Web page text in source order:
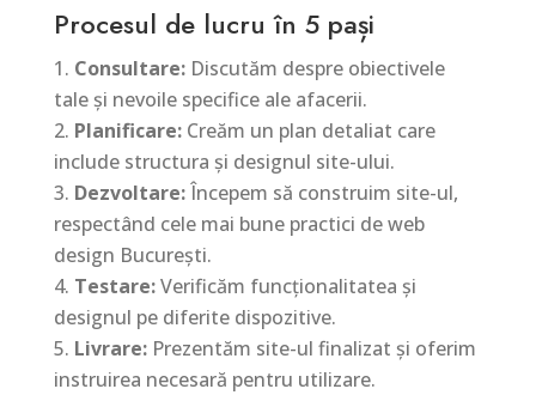
Procesul de lucru în 5 pași
Consultare:Discutăm despre obiectivele
tale și nevoile specifice ale afacerii.
Planificare:Creăm un plan detaliat care
include structura și designul site-ului.
Dezvoltare:Începem să construim site-ul,
respectând cele mai bune practici de web
design București.
Testare:Verificăm funcționalitatea și
designul pe diferite dispozitive.
Livrare:Prezentăm site-ul finalizat și oferim
instruirea necesară pentru utilizare.